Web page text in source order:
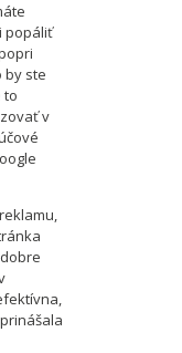
popáliť
by ste
to
v